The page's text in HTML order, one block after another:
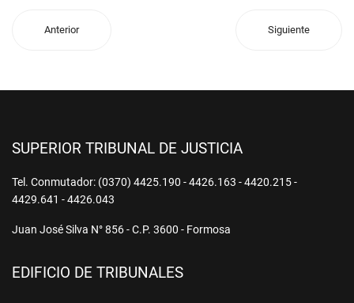
Anterior Siguiente
SUPERIOR TRIBUNAL DE JUSTICIA
Tel. Conmutador: (0370) 4425.190 - 4426.163 - 4420.215 -
4429.641 - 4426.043
Juan José Silva N° 856 - C.P. 3600 - Formosa
EDIFICIO DE TRIBUNALES